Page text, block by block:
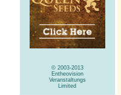
© 2003-2013
Entheovision
Veranstaltungs
Limited